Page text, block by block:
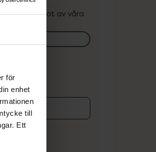
för
enhet
till
Ett
hos något av våra